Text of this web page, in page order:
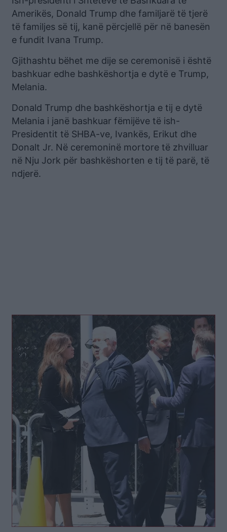
Amerikës, Donald Trump dhe familjarë të tjerë
të familjes së tij, kanë përcjellë për në banesën
e fundit Ivana Trump.
Gjithashtu bëhet me dije se ceremonisë i është
bashkuar edhe bashkëshortja e dytë e Trump,
Melania.
Donald Trump dhe bashkëshortja e tij e dytë
Melania i janë bashkuar fëmijëve të ish-
Presidentit të SHBA-ve, Ivankës, Erikut dhe
Donalt Jr. Në ceremoninë mortore të zhvilluar
në Nju Jork për bashkëshorten e tij të parë, të
ndjerë.